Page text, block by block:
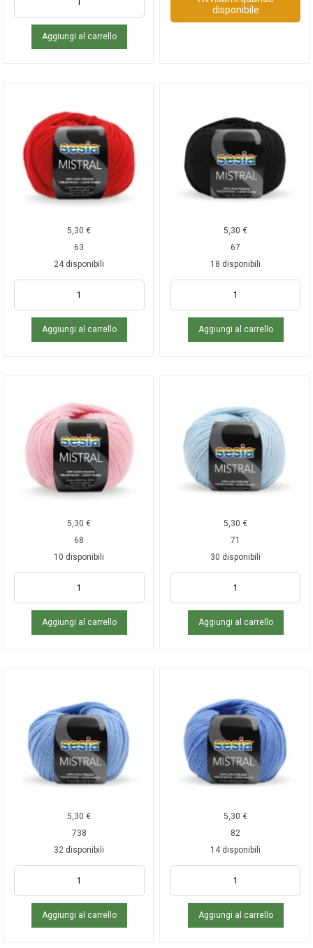
Aggiungi al carrello
disponibile
5,30€
63
24 disponibili
Aggiungi al carrello
5,30€
67
18 disponibili
Aggiungi al carrello
5,30€
68
10 disponibili
Aggiungi al carrello
5,30€
71
30 disponibili
Aggiungi al carrello
5,30€
738
32 disponibili
Aggiungi al carrello
5,30€
82
14 disponibili
Aggiungi al carrello